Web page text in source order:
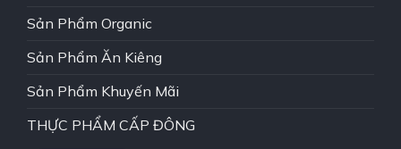
Sản Phẩm Organic
Sản Phẩm Ăn Kiêng
Sản Phẩm Khuyến Mãi
THỰC PHẨM CẤP ĐÔNG